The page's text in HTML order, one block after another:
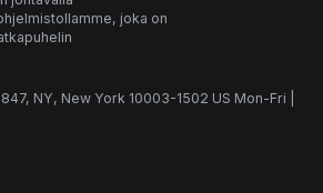
joka on
NY, New York 10003-1502 US Mon-Fri |